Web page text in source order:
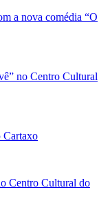
a nova comédia “O
no Centro Cultural
Cartaxo
Centro Cultural do